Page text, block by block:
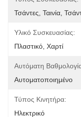
Τσάντες, Ταινία,
Υλικό Συσκευασίας:
Πλαστικό, Χαρτί
Αυτόματη
Αυτοματοποιημένο
Τύπος Κινητήρα:
Ηλεκτρικό